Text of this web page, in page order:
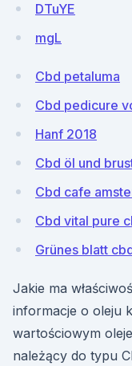
DTuYE
mgL
Cbd petaluma
Cbd pedicure
Hanf 2018
Cbd öl und
Cbd cafe
Cbd vital pure
Grünes blatt
Jakie ma
informacje o oleju
wartościowym
należący do typu